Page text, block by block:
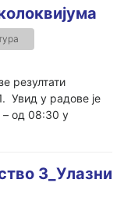
резултати
Увид у радове је
– од 08:30 у
3_Улазни